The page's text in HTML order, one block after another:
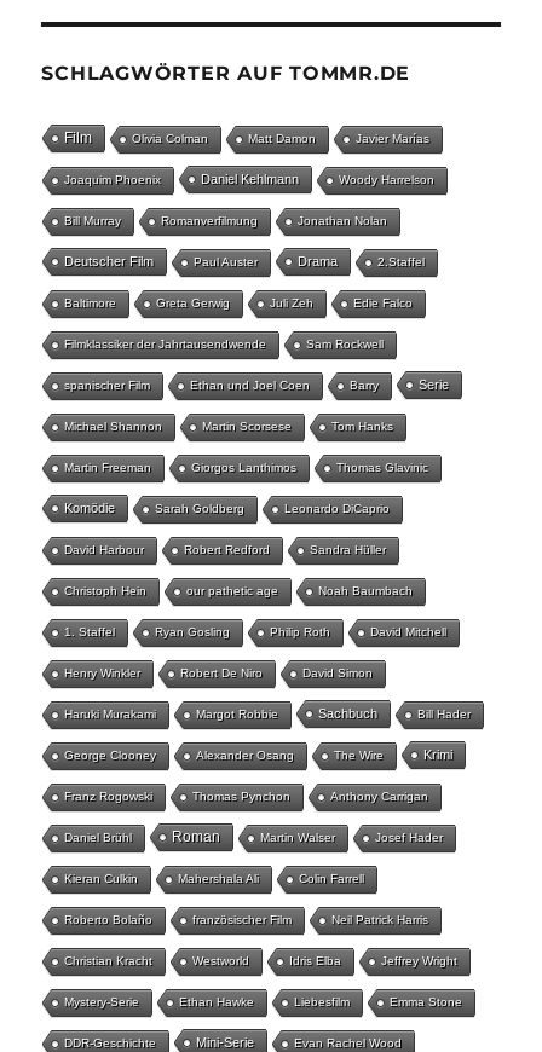
SCHLAGWÖRTER AUF TOMMR.DE
Film Olivia Colman Matt Damon Javier Marías
Joaquim Phoenix Daniel Kehlmann Woody Harrelson
Bill Murray Romanverfilmung Jonathan Nolan
Deutscher Film Paul Auster Drama 2.Staffel
Baltimore Greta Gerwig Juli Zeh Edie Falco
Filmklassiker der Jahrtausendwende Sam Rockwell
spanischer Film Ethan und Joel Coen Barry Serie
Michael Shannon Martin Scorsese Tom Hanks
Martin Freeman Giorgos Lanthimos Thomas Glavinic
Komödie Sarah Goldberg Leonardo DiCaprio
David Harbour Robert Redford Sandra Hüller
Christoph Hein our pathetic age Noah Baumbach
1. Staffel Ryan Gosling Philip Roth David Mitchell
Henry Winkler Robert De Niro David Simon
Haruki Murakami Margot Robbie Sachbuch Bill Hader
George Clooney Alexander Osang The Wire Krimi
Franz Rogowski Thomas Pynchon Anthony Carrigan
Daniel Brühl Roman Martin Walser Josef Hader
Kieran Culkin Mahershala Ali Colin Farrell
Roberto Bolaño französischer Film Neil Patrick Harris
Christian Kracht Westworld Idris Elba Jeffrey Wright
Mystery-Serie Ethan Hawke Liebesfilm Emma Stone
DDR-Geschichte Mini-Serie Evan Rachel Wood